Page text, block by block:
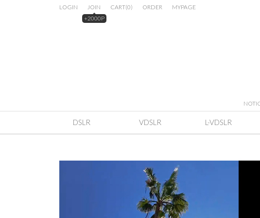
LOGIN
JOIN
+2000P
CART(0) ORDER MYPAGE
DSLR VDSLR L-VDSLR